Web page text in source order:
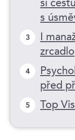
s
3
I
zrcadlo
4
před
5 Top